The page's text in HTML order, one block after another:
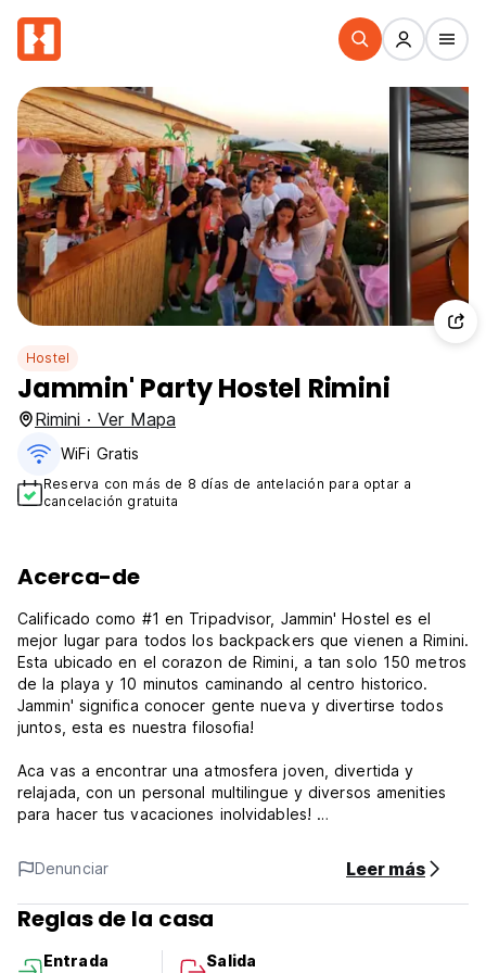
Hostel
Jammin' Party Hostel Rimini
Rimini · Ver Mapa
WiFi Gratis
Reserva con más de 8 días de antelación para optar a
cancelación gratuita
Acerca-de
Calificado como #1 en Tripadvisor, Jammin' Hostel es el
mejor lugar para todos los backpackers que vienen a Rimini.
Esta ubicado en el corazon de Rimini, a tan solo 150 metros
de la playa y 10 minutos caminando al centro historico.
Jammin' significa conocer gente nueva y divertirse todos
juntos, esta es nuestra filosofia!
Aca vas a encontrar una atmosfera joven, divertida y
relajada, con un personal multilingue y diversos amenities
para hacer tus vacaciones inolvidables!
Cada huesped tiene su armario propio dentro de la
habitacion, el mismo puede cerrar con un candado. En la
recepcion del hostel contamos con candados disponibles
en el hall principal disponibles para objetos de valor mas
Denunciar Leer más
Reglas de la casa
Entrada
Salida